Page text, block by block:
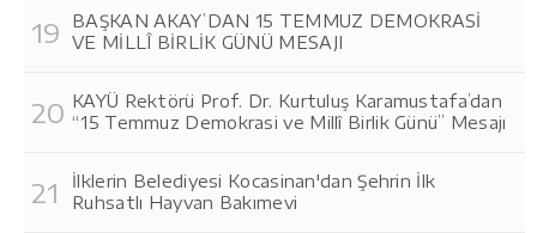
BAŞKAN AKAY’DAN 15 TEMMUZ DEMOKRASİ
VE MİLLÎ BİRLİK GÜNÜ MESAJI
KAYÜ Rektörü Prof. Dr. Kurtuluş Karamustafa’dan
“15 Temmuz Demokrasi ve Millî Birlik Günü” Mesajı
İlklerin Belediyesi Kocasinan'dan Şehrin İlk
Ruhsatlı Hayvan Bakımevi